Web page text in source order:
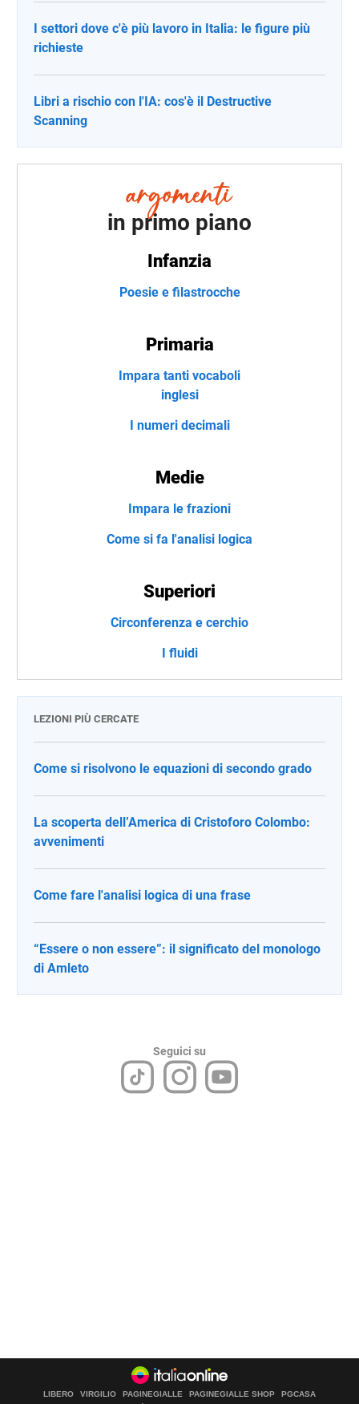
I settori dove c'è più lavoro in Italia: le figure più
richieste
Libri a rischio con l'IA: cos'è il Destructive
Scanning
in primo piano
Infanzia
Poesie e filastrocche
Primaria
Impara tanti vocaboli
inglesi
I numeri decimali
Medie
Impara le frazioni
Come si fa l'analisi logica
Superiori
Circonferenza e cerchio
I fluidi
LEZIONI PIÙ CERCATE
Come si risolvono le equazioni di secondo grado
La scoperta dell’America di Cristoforo Colombo:
avvenimenti
Come fare l'analisi logica di una frase
“Essere o non essere”: il significato del monologo
di Amleto
Seguici su
LIBERO VIRGILIO PAGINEGIALLE PAGINEGIALLE SHOP PGCASA